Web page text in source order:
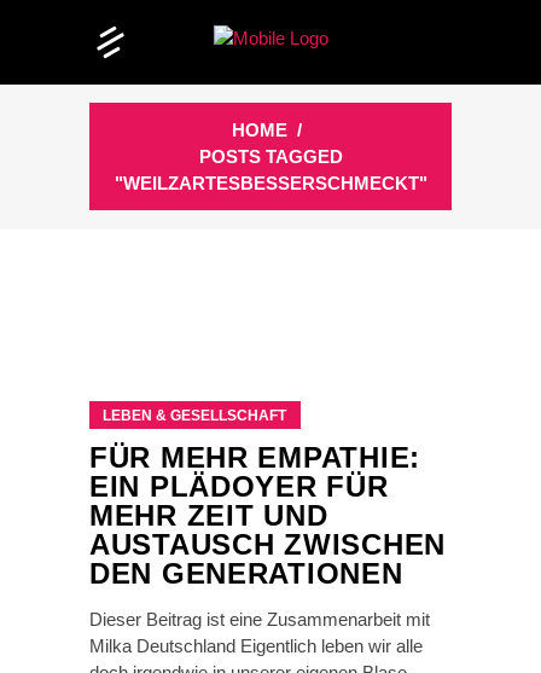
HOME /
POSTS TAGGED
"WEILZARTESBESSERSCHMECKT"
LEBEN & GESELLSCHAFT
FÜR MEHR EMPATHIE:
EIN PLÄDOYER FÜR
MEHR ZEIT UND
AUSTAUSCH ZWISCHEN
DEN GENERATIONEN
Dieser Beitrag ist eine Zusammenarbeit mit
Milka Deutschland Eigentlich leben wir alle